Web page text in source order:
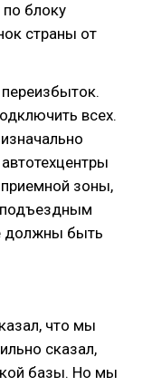
блоку
страны от
переизбыток.
всех.
зоны,
подъездным
должны быть
что мы
сказал,
базы. Но мы